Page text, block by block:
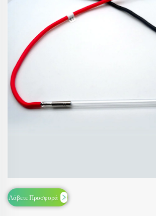
Λάβετε Προσφορά